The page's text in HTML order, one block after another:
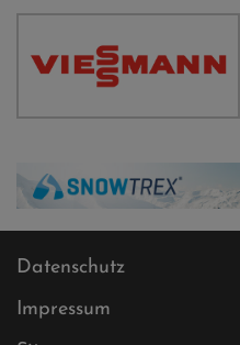
Datenschutz
Impressum